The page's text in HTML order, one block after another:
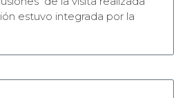
estuvo integrada por la